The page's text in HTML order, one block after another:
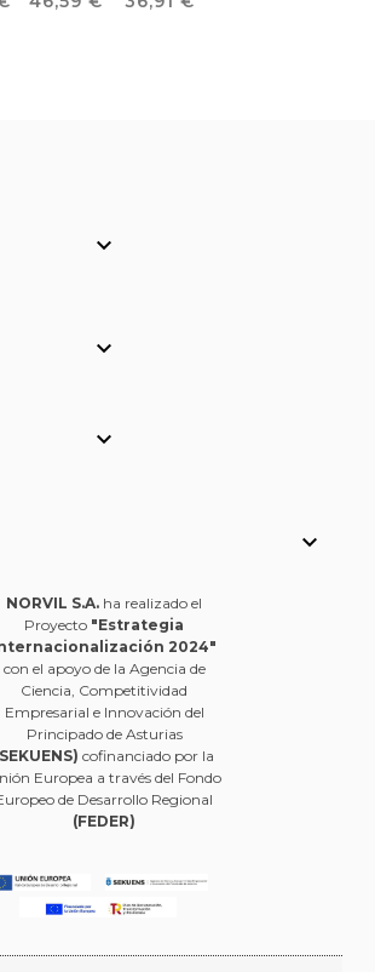




NORVIL S.A. ha realizado el
Proyecto "Estrategia
2024"
con el apoyo de la Agencia de
Ciencia, Competitividad
Empresarial e Innovación del
Principado de Asturias
cofinanciado por la
Europea a través del Fondo
de Desarrollo Regional
(FEDER)